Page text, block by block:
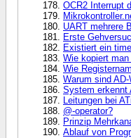
OCR2 Interrupt
UART mehrere
Erste
Existiert ein
Wie kopiert
Wie
Warum sind
System erkennt
Leitungen bei
@-operator?
Prinzip
Ablauf von